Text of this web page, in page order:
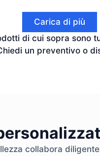
Carica di più
di cui sopra
un preventivo o
collabora